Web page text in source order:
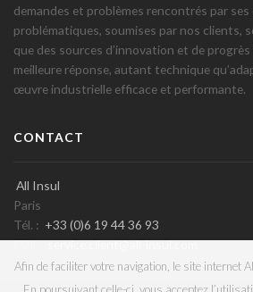
Afin de faciliter votre navigation, le site internet
demandes et problèmes rencontrés par ses
problématiques, soumises par nos clients,
que des sources d’innovation et de
meilleure réponse, autant technique
œuvre industrielle efficace et performante.
CONTACT
All Insul
Paris
Tél. : +33 (0)6 19 44 36 93
Mail :service.client@all-insul.com